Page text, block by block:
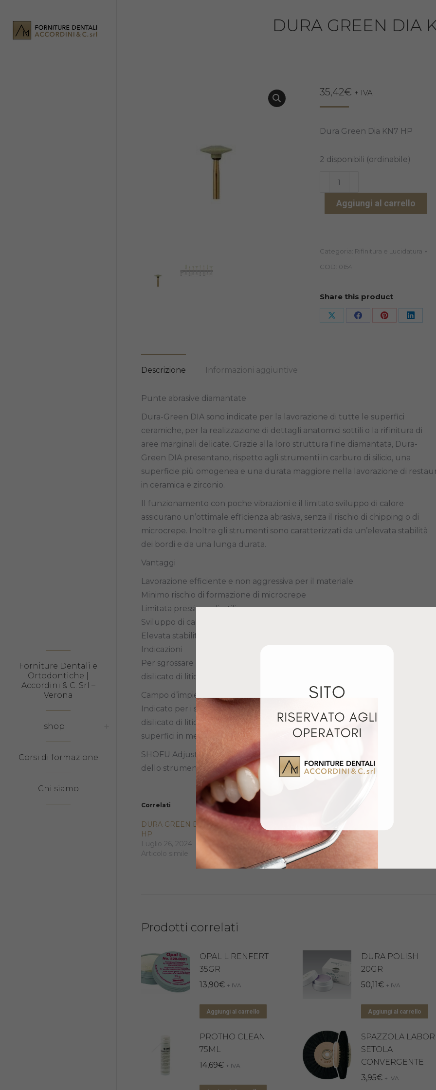
Forniture Dentali e
Ortodontiche |
Accordini & C. Srl –
Verona
shop
Corsi di formazione
Chi siamo
DURA GREEN DIA
35,42€ + IVA
Dura Green Dia KN7 HP
2 disponibili (ordinabile)
DURA
GREEN
Aggiungi al carrello
Categoria: Rifinitura e Lucidatura
COD: 0154
Share this product
Share
Share Share Share
Descrizione Informazioni aggiuntive
Punte abrasive diamantate
Dura-Green DIA sono indicate per la lavorazione di tutte le superfici
ceramiche, per la realizzazione di dettagli anatomici sottili o la rifinitura di
aree marginali delicate. Grazie alla loro struttura fine diamantata, Dura-
Green DIA presentano, rispetto agli strumenti in carburo di silicio, una
superficie più omogenea e una durata maggiore nella lavorazione di
in ceramica e zirconio.
Il funzionamento con poche vibrazioni e il limitato sviluppo di calore
assicurano un’ottimale efficienza abrasiva, senza il rischio di chipping o di
microcrepe. Inoltre gli strumenti sono caratterizzati da un’elevata stabilità
dei bordi e da una lunga durata.
Vantaggi
Lavorazione efficiente e non aggressiva per il materiale
Minimo rischio di formazione di microcrepe
Limitata pressione di utilizzo
Sviluppo di calore limitato
Elevata stabilità dei bordi
Indicazioni
Per sgrossare e rifinire i restauri indiretti in ceramica, ossido di zirconio,
disilicato di litio ecc.
Campo d’impiego
Indicato per i seguenti materiali: zirconio integrale o ossido di zirconio,
disilicato di litio, ossido di alluminio, ceramiche da pressare e stratificare e
superfici in metallo
SHOFU Adjuster in ossido di alluminio è ideale per pulire e adattare la forma
dello strumento.
Correlati
DURA GREEN DIA TC4
HP
Luglio 26, 2024
Articolo simile
DURA GREEN DIA WH6
Luglio 26, 2024
Articolo simile
Luglio 26, 2024
Prodotti correlati
OPAL L RENFERT
35GR
13,90€ + IVA
Aggiungi al carrello
DURA POLISH
20GR
50,11€ + IVA
Aggiungi al carrello
PROTHO CLEAN
75ML
14,69€ + IVA
SPAZZOLA LABOR
SETOLA
CONVERGENTE
3,95€ + IVA